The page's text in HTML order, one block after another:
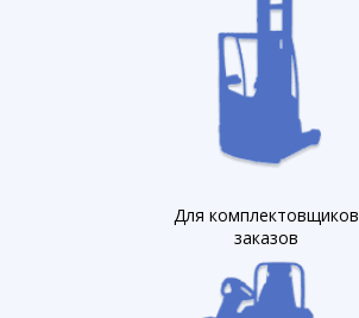
Для комплектовщиков
заказов